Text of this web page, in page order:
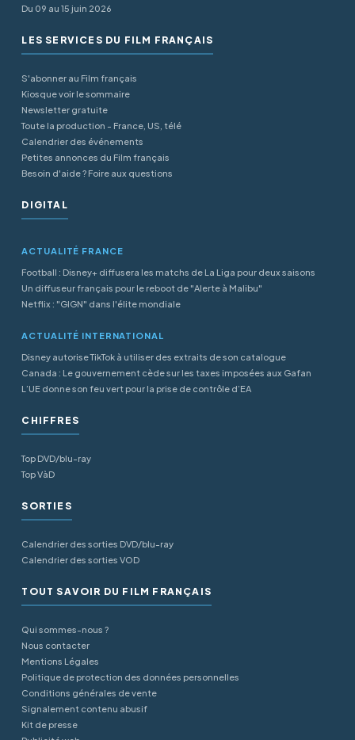
Du 09 au 15 juin 2026
LES SERVICES DU FILM FRANÇAIS
S'abonner au Film français
Kiosque voir le sommaire
Newsletter gratuite
Toute la production - France, US, télé
Calendrier des événements
Petites annonces du Film français
Besoin d'aide ? Foire aux questions
DIGITAL
ACTUALITÉ FRANCE
Football : Disney+ diffusera les matchs de La Liga pour deux saisons
Un diffuseur français pour le reboot de "Alerte à Malibu"
Netflix : "GIGN" dans l'élite mondiale
ACTUALITÉ INTERNATIONAL
Disney autorise TikTok à utiliser des extraits de son catalogue
Canada : Le gouvernement cède sur les taxes imposées aux Gafan
L’UE donne son feu vert pour la prise de contrôle d’EA
CHIFFRES
Top DVD/blu-ray
Top VàD
SORTIES
Calendrier des sorties DVD/blu-ray
Calendrier des sorties VOD
TOUT SAVOIR DU FILM FRANÇAIS
Qui sommes-nous ?
Nous contacter
Mentions Légales
Politique de protection des données personnelles
Conditions générales de vente
Signalement contenu abusif
Kit de presse